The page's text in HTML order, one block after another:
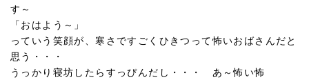
す～
「おはよう～」
っていう笑顔が、寒さですごくひきつって怖いおばさんだと
思う・・・
うっかり寝坊したらすっぴんだし・・・ あ～怖い怖